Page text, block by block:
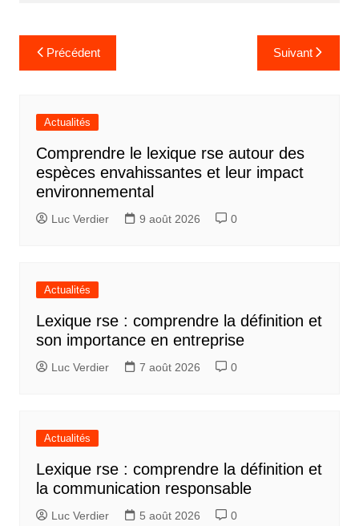
Navigation
de
Précédent Suivant
Actualités
Comprendre le lexique rse autour des
espèces envahissantes et leur impact
environnemental
Luc Verdier 9 août 2026 0
Actualités
Lexique rse : comprendre la définition et
son importance en entreprise
Luc Verdier 7 août 2026 0
Actualités
Lexique rse : comprendre la définition et
la communication responsable
Luc Verdier 5 août 2026 0